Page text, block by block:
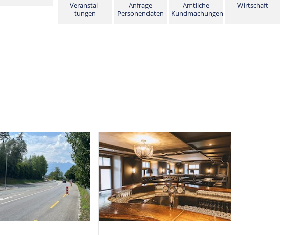
Veranstal­
tungen
Anfrage
Personendaten
Amtliche
Kundmachungen
Wirtschaft